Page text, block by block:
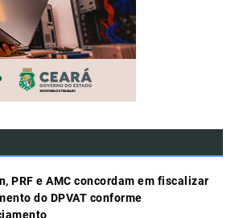
PRF e AMC concordam em fiscalizar
do DPVAT conforme